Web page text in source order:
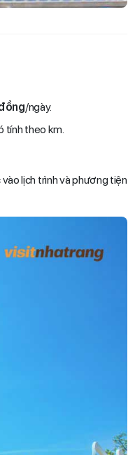
/ngày.
tính theo km.
lịch trình và phương tiện